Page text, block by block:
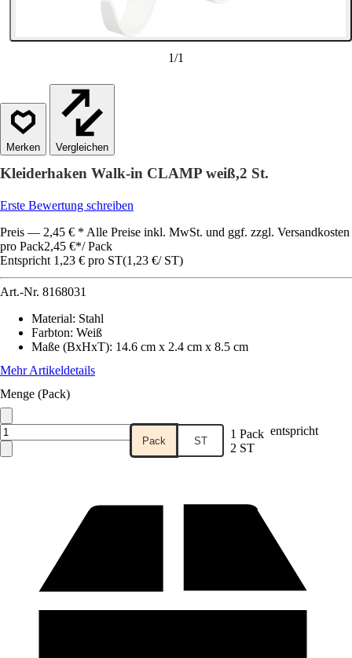
1/1
Vergleichen
Kleiderhaken Walk-in CLAMP weiß,2 St.
Erste Bewertung schreiben
Preis — 2,45 € * Alle Preise inkl. MwSt. und ggf. zzgl. Versandkosten
pro Pack2,45 €*/ Pack
Entspricht 1,23 € pro ST(1,23 €/ ST)
Art.-Nr. 8168031
Material: Stahl
Farbton: Weiß
Maße (BxHxT): 14.6 cm x 2.4 cm x 8.5 cm
Mehr Artikeldetails
Menge (Pack)
Pack ST 1 Pack entspricht
2 ST